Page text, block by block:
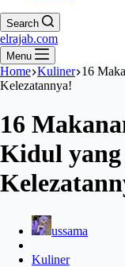
Search
elrajab.com
Menu
Home Kuliner 16
Kelezatannya!
16
Kidul
ussama
Kuliner